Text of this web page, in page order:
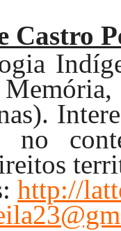
Castro
no
http://